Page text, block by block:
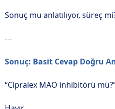
Sonuç mu anlatılıyor, süreç
---
Sonuç: Basit Cevap Doğru
“Cipralex MAO inhibitörü